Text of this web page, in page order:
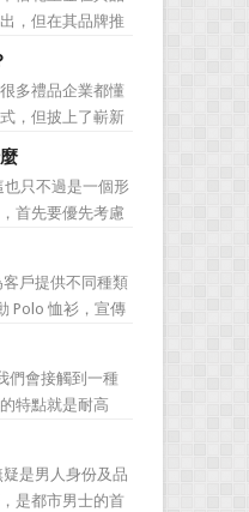
它具有結構性、
，但在其品牌推
入了幾大誤區而
誤區一：不清
推廣品牌之前，
多禮品企業都懂
，但披上了嶄新
道，營銷真正的
品牌印到消費者
是一朝一夕的事
也只不過是一個形
首先要優先考慮
最好是把二者的
中，在時間和時
油產品推廣的常
戶提供不同種類
Polo 恤衫，宣傳
員工制服，到不
度身...
們會接觸到一種
特點就是耐高
義是什麼呢?禮品
resistant
,能夠...
是男人身份及品
是都市男士的首